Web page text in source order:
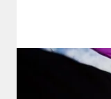
berlin